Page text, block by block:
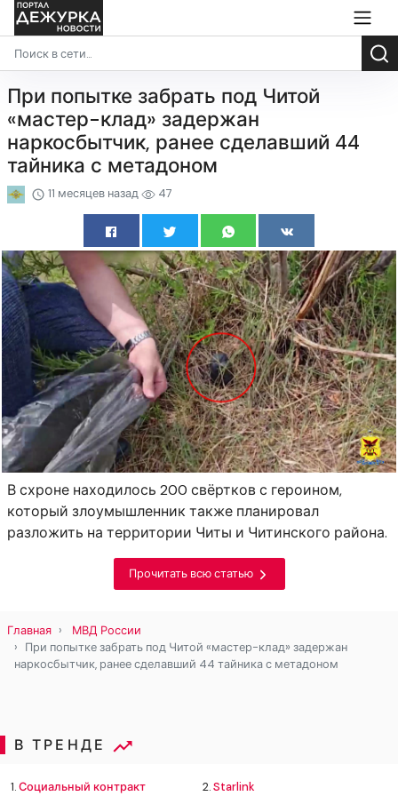
При попытке забрать под Читой
«мастер-клад» задержан
наркосбытчик, ранее сделавший 44
тайника с метадоном
11 месяцев назад 47
В схроне находилось 200 свёртков с героином,
который злоумышленник также планировал
разложить на территории Читы и Читинского района.
Прочитать всю статью
Главная
МВД России
При попытке забрать под Читой «мастер-клад» задержан
наркосбытчик, ранее сделавший 44 тайника с метадоном
В ТРЕНДЕ
1.Социальный контракт 2.Starlink